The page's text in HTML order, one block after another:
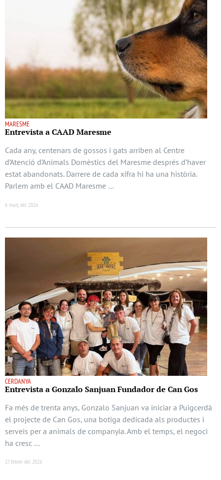
MARESME
Entrevista a CAAD Maresme
Cada any, centenars de gossos i gats arriben al Centre
d’Atenció d’Animals Domèstics del Maresme després d’haver
estat abandonats. Darrere de cada xifra hi ha una història.
Parlem amb el CAAD Maresme …
6 març del 2026
CERDANYA
Entrevista a Gonzalo Sanjuan Fundador de Can Gos
Fa més de trenta anys, Gonzalo Sanjuan va iniciar a Puigcerdà
el projecte de Can Gos, una botiga dedicada als productes i
serveis per a animals de companyia. Amb el temps, el negoci
ha cresc …
27 febrer del 2026